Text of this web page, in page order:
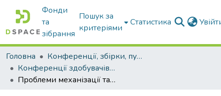
Фонди
та
зібрання
Пошук за
критеріями
Статистика
Головна
Конференції, збірки, публікації молодих вчених і здобувачів : магістрів, бакалаврів, аспірантів.
Конференції здобувачів та молодих вчених
Проблеми механізації та електрифікації технологічних процесів: матеріали ІІІ Всеукраїнської науково-практичної Інтернет-конференції студентів та магістрантів за підсумками наукових досліджень 2015 року